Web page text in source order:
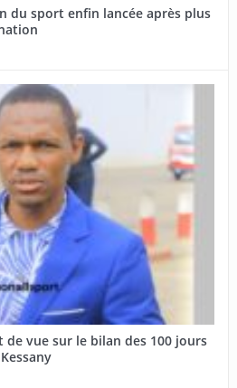
du sport enfin lancée après plus
vue sur le bilan des 100 jours